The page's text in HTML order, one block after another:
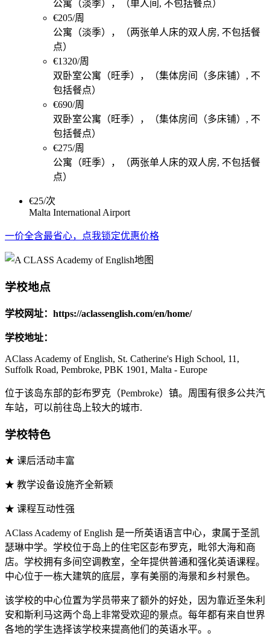
公寓（淡季），（单人间, 不包括餐点）
€205/周
公寓（淡季），（两张单人床的双人房, 不包括餐
点）
€1320/周
双卧室公寓（旺季），（集体房间（多床铺）, 不
包括餐点）
€690/周
双卧室公寓（旺季），（集体房间（多床铺）, 不
包括餐点）
€275/周
公寓（旺季），（两张单人床的双人房, 不包括餐
点）
€25/次
Malta International Airport
一价全含最省心，点我锁定优惠价格
学校地点
学校网址：https://aclassenglish.com/en/home/
学校地址：
AClass Academy of English, St. Catherine's High School, 11,
Suffolk Road, Pembroke, PBK 1901, Malta - Europe
位于该岛东部的彭布罗克（Pembroke）镇。周围有很多公共汽
车站，可以前往岛上较大的城市.
学校特色
★ 课后活动丰富
★ 教学设备设施齐全新颖
★ 课程互动性强
AClass Academy of English 是一所英语语言中心，隶属于圣凯
瑟琳中学。学校位于岛上的住宅区彭布罗克，毗邻大海和商
店。学校拥有多间空调教室，全年提供普通和强化英语课程。
中心位于一栋大建筑的底层，享有美丽的海景和乡村景色。
该学校的中心位置为学员带来了额外的好处，因为靠近圣朱利
安和斯利马这两个岛上非常受欢迎的景点。每年都有来自世界
各地的学生选择该学校来提高他们的英语水平。。